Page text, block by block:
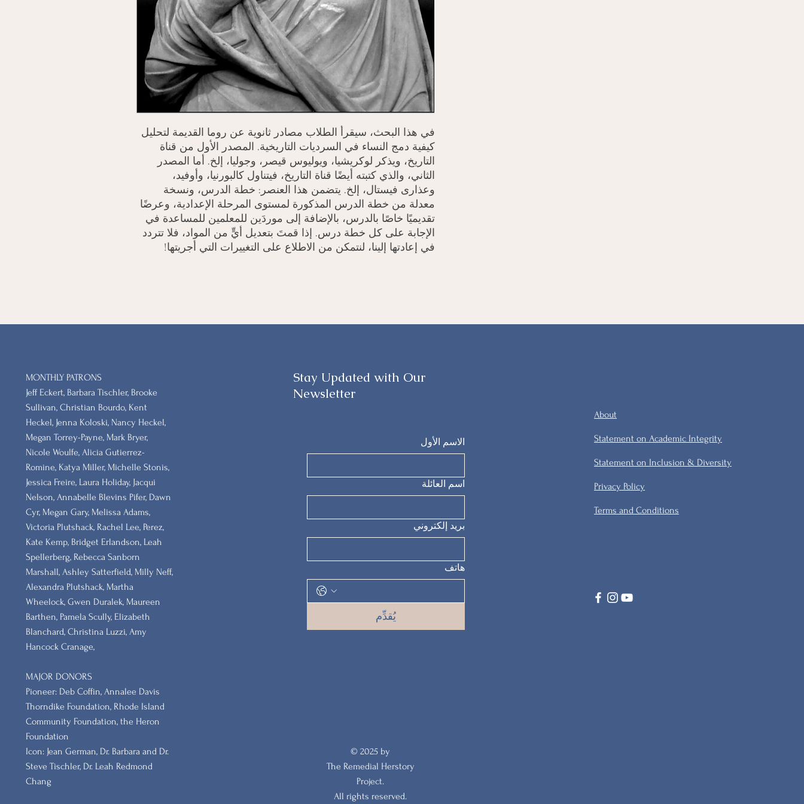
في هذا البحث، سيقرأ الطلاب مصادر ثانوية عن روما القديمة لتحليل
كيفية دمج النساء في السرديات التاريخية. المصدر الأول من قناة
التاريخ، ويذكر لوكريشيا، ويوليوس قيصر، وجوليا، إلخ. أما المصدر
الثاني، والذي كتبته أيضًا قناة التاريخ، فيتناول كالبورنيا، وأوفيد،
وعذارى فيستال، إلخ. يتضمن هذا العنصر: خطة الدرس، ونسخة
معدلة من خطة الدرس المذكورة لمستوى المرحلة الإعدادية، وعرضًا
تقديميًا خاصًا بالدرس، بالإضافة إلى موردَين للمعلمين للمساعدة في
الإجابة على كل خطة درس. إذا قمتَ بتعديل أيٍّ من المواد، فلا تتردد
في إعادتها إلينا، لنتمكن من الاطلاع على التغييرات التي أجريتها!
MONTHLY PATRONS
​Jeff Eckert, Barbara Tischler, Brooke
Sullivan, Christian Bourdo, Kent
Heckel, Jenna Koloski, Nancy Heckel,
Megan Torrey-Payne, Mark Bryer,
Nicole Woulfe, Alicia Gutierrez-
Romine, Katya Miller, Michelle Stonis,
Jessica Freire, Laura Holiday, Jacqui
Nelson, Annabelle Blevins Pifer, Dawn
Cyr, Megan Gary, Melissa Adams,
Victoria Plutshack, Rachel Lee, Perez,
Kate Kemp, Bridget Erlandson, Leah
Spellerberg, Rebecca Sanborn
Marshall​, Ashley Satterfield, Milly Neff,
Alexandra Plutshack, Martha
Wheelock, Gwen Duralek, Maureen
Barthen, Pamela Scully, Elizabeth
Blanchard, Christina Luzzi, Amy
Hancock Cranage,
MAJOR DONORS
​Pioneer: Deb Coffin, Annalee Davis
Thorndike Foundation, Rhode Island
Community Foundation, the Heron
Foundation
Icon: Jean German, Dr. Barbara and Dr.
Steve Tischler, Dr. Leah Redmond
Chang
Stay Updated with Our
Newsletter
الاسم الأول
اسم العائلة
بريد إلكتروني
هاتف
يُقدِّم
© 2025 by
The Remedial Herstory
Project.
All rights reserved.
About
Statement on Academic Integrity
Statement on Inclusion & Diversity
Privacy Policy
Terms and Conditions